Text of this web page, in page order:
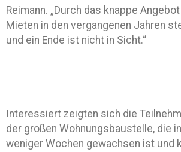
Reimann. „Durch das knappe
Mieten in den vergangenen Jahren
und ein Ende ist nicht in Sicht.“
Interessiert zeigten sich die
der großen Wohnungsbaustelle, die
weniger Wochen gewachsen ist und